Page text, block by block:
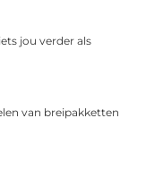
jou verder als
van breipakketten